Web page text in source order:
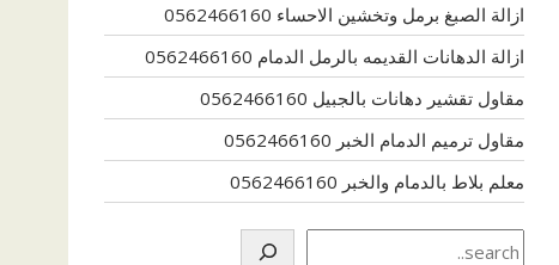
ازالة الصبغ برمل وتخشين الاحساء 0562466160
ازالة الدهانات القديمه بالرمل الدمام 0562466160
مقاول تقشير دهانات بالجبيل 0562466160
مقاول ترميم الدمام الخبر 0562466160
معلم بلاط بالدمام والخبر 0562466160
Search